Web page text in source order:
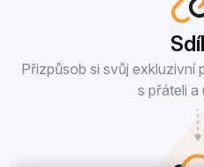
Přizpůsob si svůj exkluzivní
s přáteli a